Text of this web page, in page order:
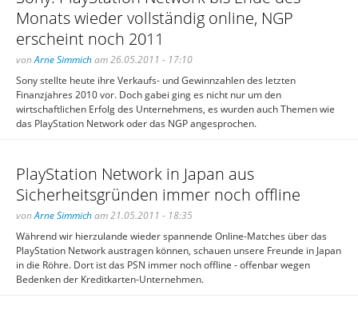
Monats wieder vollständig online, NGP
erscheint noch 2011
vonArne Simmicham 26.05.2011 - 17:10
Sony stellte heute ihre Verkaufs- und Gewinnzahlen des letzten
Finanzjahres 2010 vor. Doch gabei ging es nicht nur um den
wirtschaftlichen Erfolg des Unternehmens, es wurden auch Themen wie
das PlayStation Network oder das NGP angesprochen.
PlayStation Network in Japan aus
Sicherheitsgründen immer noch offline
vonArne Simmicham 21.05.2011 - 18:35
Während wir hierzulande wieder spannende Online-Matches über das
PlayStation Network austragen können, schauen unsere Freunde in Japan
in die Röhre. Dort ist das PSN immer noch offline - offenbar wegen
Bedenken der Kreditkarten-Unternehmen.